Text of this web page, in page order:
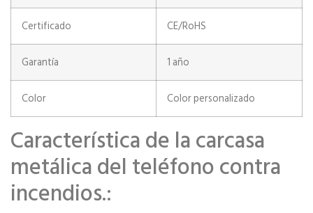
Certificado CE/RoHS
Garantía 1 año
Color Color personalizado
Característica de la carcasa
metálica del teléfono contra
incendios.: